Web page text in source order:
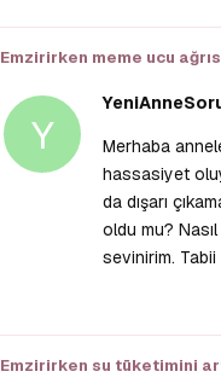
Emzirirken meme ucu
Y
Merhaba
hassasiyet
da dışarı
oldu mu?
sevinirim.
Emzirirken su tüketimini